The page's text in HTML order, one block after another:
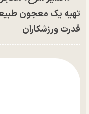
تهیه یک معجون
قدرت ورزشکاران